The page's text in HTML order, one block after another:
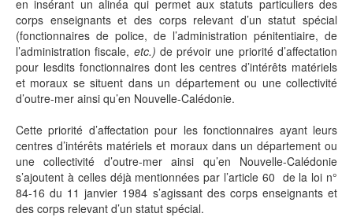
en insérant un alinéa qui permet aux statuts particuliers des
corps enseignants et des corps relevant d’un statut spécial
(fonctionnaires de police, de l’administration pénitentiaire, de
l’administration fiscale, etc.) de prévoir une priorité d’affectation
pour lesdits fonctionnaires dont les centres d’intérêts matériels
et moraux se situent dans un département ou une collectivité
d’outre-mer ainsi qu’en Nouvelle-Calédonie.
Cette priorité d’affectation pour les fonctionnaires ayant leurs
centres d’intérêts matériels et moraux dans un département ou
une collectivité d’outre-mer ainsi qu’en Nouvelle-Calédonie
s’ajoutent à celles déjà mentionnées par l’article 60 de la loi n°
84-16 du 11 janvier 1984 s’agissant des corps enseignants et
des corps relevant d’un statut spécial.